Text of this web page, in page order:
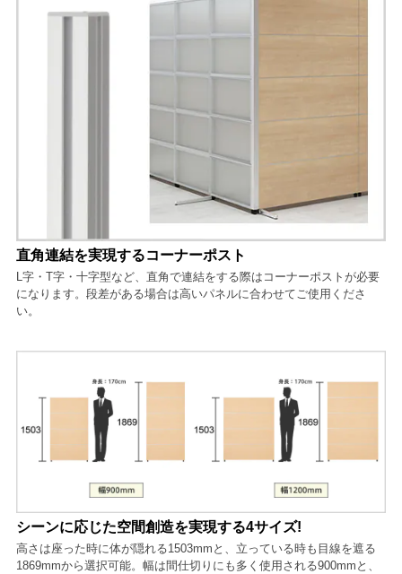
直角連結を実現するコーナーポスト
L字・T字・十字型など、直角で連結をする際はコーナーポストが必要
になります。段差がある場合は高いパネルに合わせてご使用くださ
い。
シーンに応じた空間創造を実現する4サイズ!
高さは座った時に体が隠れる1503mmと、立っている時も目線を遮る
1869mmから選択可能。幅は間仕切りにも多く使用される900mmと、